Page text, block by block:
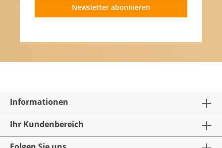
Newsletter abonnieren
Informationen
Ihr Kundenbereich